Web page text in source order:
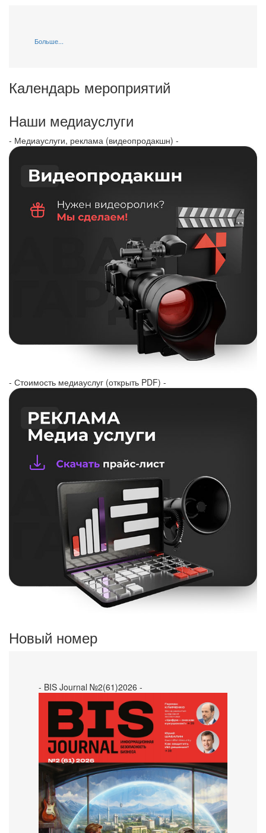
Больше...
Календарь мероприятий
Наши медиауслуги
- Медиауслуги, реклама (видеопродакшн) -
- Стоимость медиауслуг (открыть PDF) -
Новый номер
- BIS Journal №2(61)2026 -